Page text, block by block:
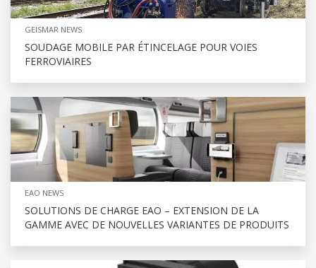
GEISMAR NEWS
SOUDAGE MOBILE PAR ÉTINCELAGE POUR VOIES
FERROVIAIRES
EAO NEWS
SOLUTIONS DE CHARGE EAO – EXTENSION DE LA
GAMME AVEC DE NOUVELLES VARIANTES DE PRODUITS